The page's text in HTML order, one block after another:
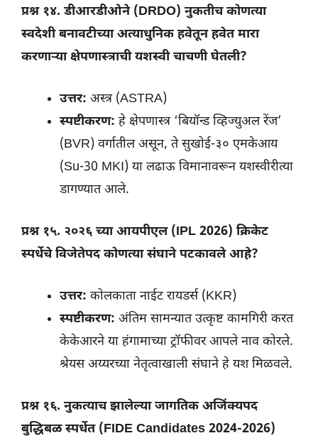
प्रश्न १४. डीआरडीओने (DRDO) नुकतीच कोणत्या
स्वदेशी बनावटीच्या अत्याधुनिक हवेतून हवेत मारा
करणाऱ्या क्षेपणास्त्राची यशस्वी चाचणी घेतली?
उत्तर: अस्त्र (ASTRA)
स्पष्टीकरण: हे क्षेपणास्त्र ‘बियॉन्ड व्हिज्युअल रेंज’
(BVR) वर्गातील असून, ते सुखोई-३० एमकेआय
(Su-30 MKI) या लढाऊ विमानावरून यशस्वीरीत्या
डागण्यात आले.
प्रश्न १५. २०२६ च्या आयपीएल (IPL 2026) क्रिकेट
स्पर्धेचे विजेतेपद कोणत्या संघाने पटकावले आहे?
उत्तर: कोलकाता नाईट रायडर्स (KKR)
स्पष्टीकरण: अंतिम सामन्यात उत्कृष्ट कामगिरी करत
केकेआरने या हंगामाच्या ट्रॉफीवर आपले नाव कोरले.
श्रेयस अय्यरच्या नेतृत्वाखाली संघाने हे यश मिळवले.
प्रश्न १६. नुकत्याच झालेल्या जागतिक अजिंक्यपद
बुद्धिबळ स्पर्धेत (FIDE Candidates 2024-2026)